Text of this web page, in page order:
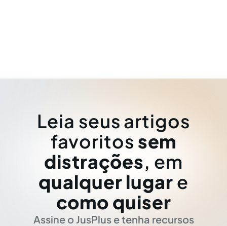
Leia seus artigos
favoritos sem
distrações, em
qualquer lugar e
como quiser
Assine o JusPlus e tenha recursos